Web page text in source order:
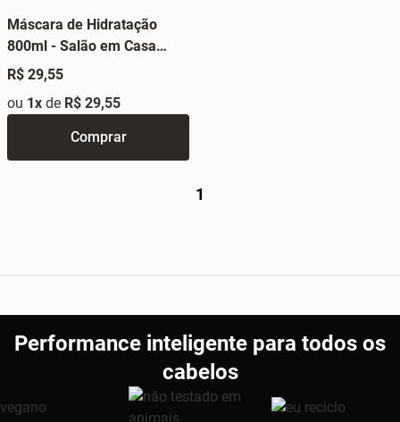
Máscara de Hidratação
800ml - Salão em Casa
Cronograma Profissional
R$ 29,55
ou 1x de R$ 29,55
Comprar
1
Performance inteligente para todos os
cabelos